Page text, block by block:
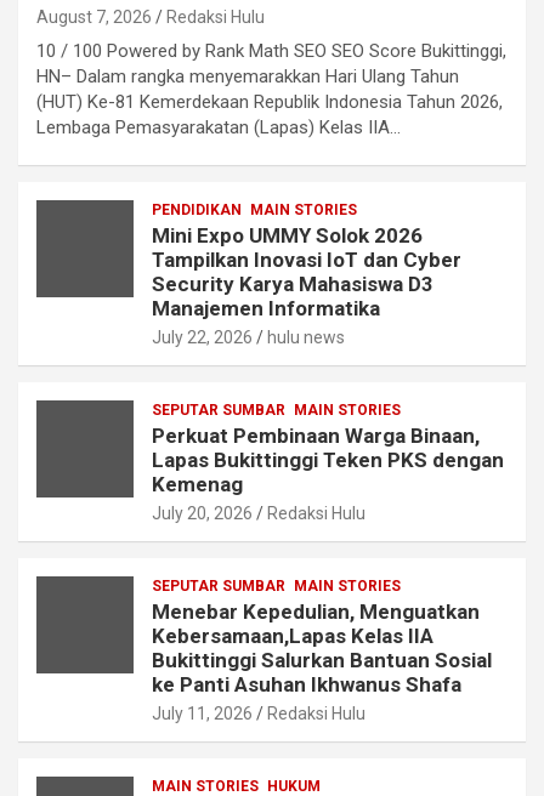
August 7, 2026 Redaksi Hulu
10 / 100 Powered by Rank Math SEO SEO Score Bukittinggi,
HN– Dalam rangka menyemarakkan Hari Ulang Tahun
(HUT) Ke-81 Kemerdekaan Republik Indonesia Tahun 2026,
Lembaga Pemasyarakatan (Lapas) Kelas IIA…
PENDIDIKAN MAIN STORIES
Mini Expo UMMY Solok 2026
Tampilkan Inovasi IoT dan Cyber
Security Karya Mahasiswa D3
Manajemen Informatika
July 22, 2026 hulu news
SEPUTAR SUMBAR MAIN STORIES
Perkuat Pembinaan Warga Binaan,
Lapas Bukittinggi Teken PKS dengan
Kemenag
July 20, 2026 Redaksi Hulu
SEPUTAR SUMBAR MAIN STORIES
Menebar Kepedulian, Menguatkan
Kebersamaan,Lapas Kelas IIA
Bukittinggi Salurkan Bantuan Sosial
ke Panti Asuhan Ikhwanus Shafa
July 11, 2026 Redaksi Hulu
MAIN STORIES HUKUM